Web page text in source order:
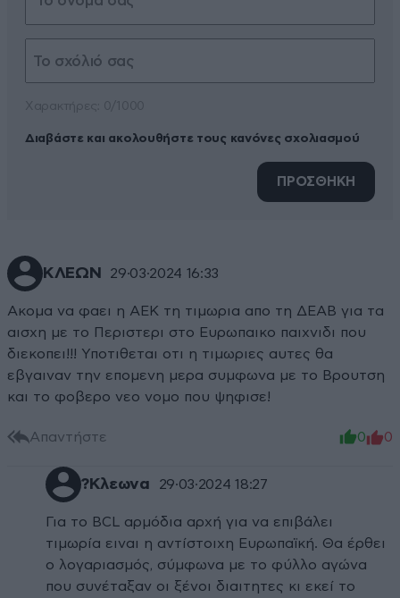
Διαβάστε και ακολουθήστε τους κανόνες σχολιασμού
ΠΡΟΣΘΗΚΗ
ΚΛΕΩΝ 29·03·2024 16:33
Ακομα να φαει η ΑΕΚ τη τιμωρια απο τη ΔΕΑΒ για τα
αισχη με το Περιστερι στο Ευρωπαικο παιχνιδι που
διεκοπει!!! Υποτιθεται οτι η τιμωριες αυτες θα
εβγαιναν την επομενη μερα συμφωνα με το Βρουτση
και το φοβερο νεο νομο που ψηφισε!
Απαντήστε 0 0
?Κλεωνα 29·03·2024 18:27
Για το BCL αρμόδια αρχή για να επιβάλει
τιμωρία ειναι η αντίστοιχη Ευρωπαϊκή. Θα έρθει
ο λογαριασμός, σύμφωνα με το φύλλο αγώνα
που συνέταξαν οι ξένοι διαιτητες κι εκεί το